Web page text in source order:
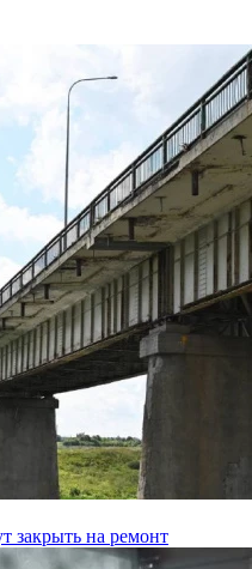
закрыть на ремонт